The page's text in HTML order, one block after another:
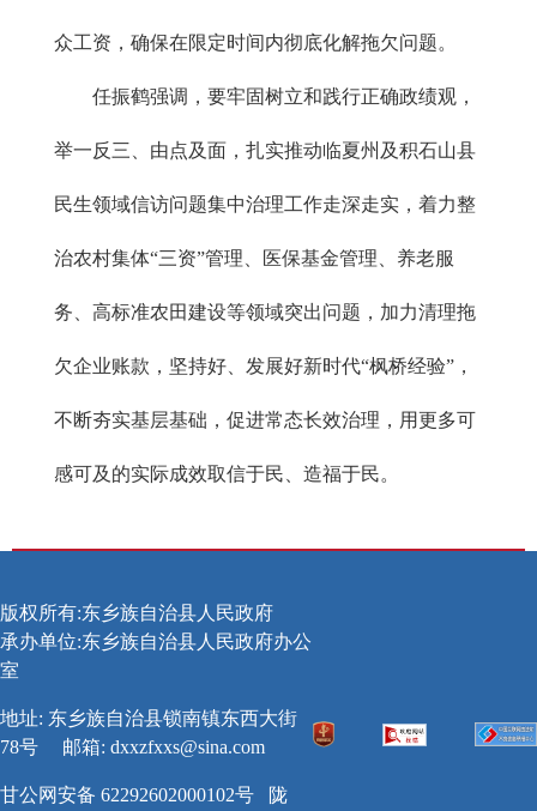
众工资，确保在限定时间内彻底化解拖欠问题。
任振鹤强调，要牢固树立和践行正确政绩观，
举一反三、由点及面，扎实推动临夏州及积石山县
民生领域信访问题集中治理工作走深走实，着力整
治农村集体“三资”管理、医保基金管理、养老服
务、高标准农田建设等领域突出问题，加力清理拖
欠企业账款，坚持好、发展好新时代“枫桥经验”，
不断夯实基层基础，促进常态长效治理，用更多可
感可及的实际成效取信于民、造福于民。
版权所有:东乡族自治县人民政府
承办单位:东乡族自治县人民政府办公
室
地址: 东乡族自治县锁南镇东西大街
78号
邮箱: dxxzfxxs@sina.com
甘公网安备 62292602000102号 陇